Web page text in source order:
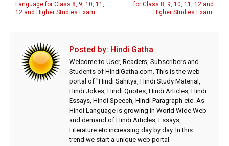
for Class 8, 9, 10, 11, 12 and
Higher Studies Exam.
Language for Class 8, 9, 10, 11,
12 and Higher Studies Exam.
Posted by: Hindi Gatha
Welcome to User, Readers, Subscribers and
Students of HindiGatha.com. This is the web
portal of "Hindi Sahitya, Hindi Study Material,
Hindi Jokes, Hindi Quotes, Hindi Articles, Hindi
Essays, Hindi Speech, Hindi Paragraph etc. As
Hindi Language is growing in World Wide Web
and demand of Hindi Articles, Essays,
Literature etc increasing day by day. In this
trend we start a unique web portal